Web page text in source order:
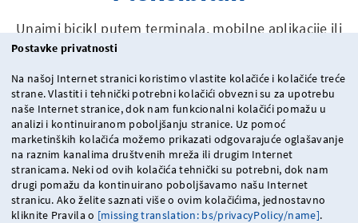
Unajmi bicikl putem terminala, mobilne aplikacije ili
pametne kartice i uživaj u vožnji!
Postavke privatnosti
Na našoj Internet stranici koristimo vlastite kolačiće i kolačiće treće
strane. Vlastiti i tehnički potrebni kolačići obvezni su za upotrebu
naše Internet stranice, dok nam funkcionalni kolačići pomažu u
analizi i kontinuiranom poboljšanju stranice. Uz pomoć
marketinških kolačića možemo prikazati odgovarajuće oglašavanje
na raznim kanalima društvenih mreža ili drugim Internet
stranicama. Neki od ovih kolačića tehnički su potrebni, dok nam
drugi pomažu da kontinuirano poboljšavamo našu Internet
stranicu. Ako želite saznati više o ovim kolačićima, jednostavno
kliknite Pravila o [missing translation: bs/privacyPolicy/name].